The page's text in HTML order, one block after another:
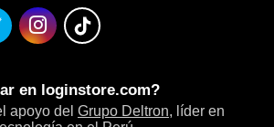
en loginstore.com?
apoyo del Grupo Deltron, líder en